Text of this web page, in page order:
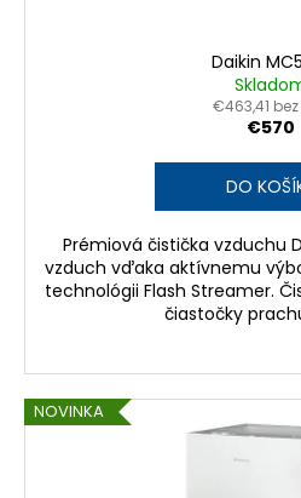
Daikin
€463,41 bez
€570
DO
Prémiová čistička vzduchu
vzduch vďaka aktívnemu
technológii Flash Streamer.
čiastočky
NOVINKA